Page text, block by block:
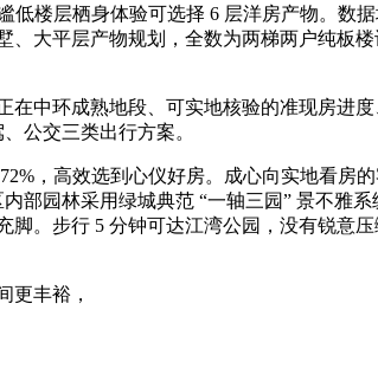
低楼层栖身体验可选择 6 层洋房产物。数
大平层产物规划，全数为两梯两户纯板
中环成熟地段、可实地核验的准现房进
公交三类出行方案。
，高效选到心仪好房。成心向实地看房
部园林采用绿城典范 “一轴三园” 景不雅
。步行 5 分钟可达江湾公园，没有锐意
丰裕，